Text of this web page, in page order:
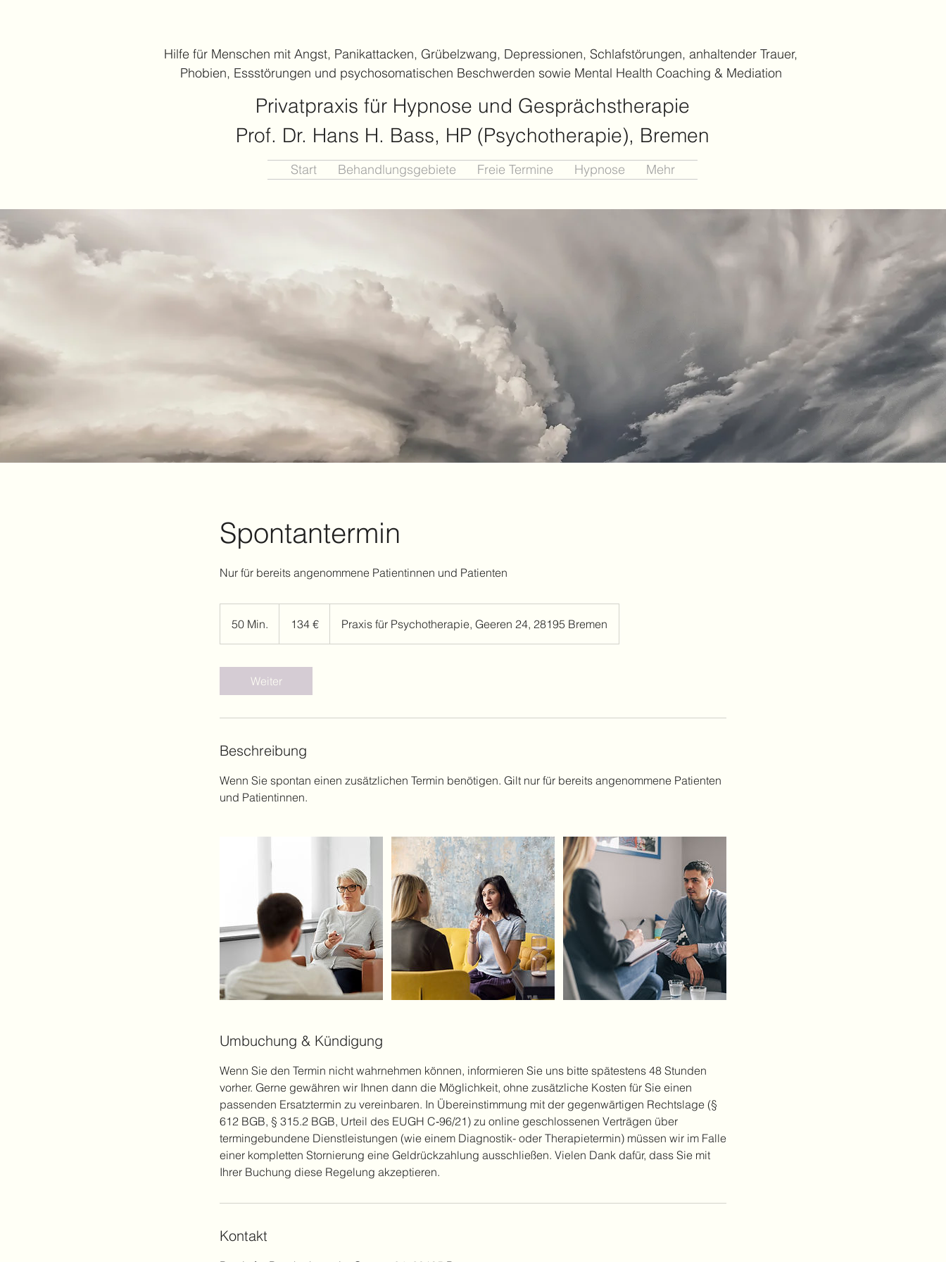
Hilfe für Menschen mit Angst, Panikattacken, Grübelzwang, Depressionen, Schlafstörungen, anhaltender Trauer,
Phobien, Essstörungen und psychosomatischen Beschwerden sowie Mental Health Coaching & Mediation
Privatpraxis für Hypnose und Gesprächstherapie
Prof. Dr. Hans H. Bass, HP (Psychotherapie), Bremen
Start Behandlungsgebiete Freie Termine Hypnose Mehr
Spontantermin
Nur für bereits angenommene Patientinnen und Patienten
50 Min.
0
i
n
134 € Praxis für Psychotherapie, Geeren 24, 28195 Bremen
Weiter
Beschreibung
Wenn Sie spontan einen zusätzlichen Termin benötigen. Gilt nur für bereits angenommene Patienten
und Patientinnen.
Umbuchung & Kündigung
Wenn Sie den Termin nicht wahrnehmen können, informieren Sie uns bitte spätestens 48 Stunden
vorher. Gerne gewähren wir Ihnen dann die Möglichkeit, ohne zusätzliche Kosten für Sie einen
passenden Ersatztermin zu vereinbaren. In Übereinstimmung mit der gegenwärtigen Rechtslage (§
612 BGB, § 315.2 BGB, Urteil des EUGH C‑96/21) zu online geschlossenen Verträgen über
termingebundene Dienstleistungen (wie einem Diagnostik- oder Therapietermin) müssen wir im Falle
einer kompletten Stornierung eine Geldrückzahlung ausschließen. Vielen Dank dafür, dass Sie mit
Ihrer Buchung diese Regelung akzeptieren.
Kontakt